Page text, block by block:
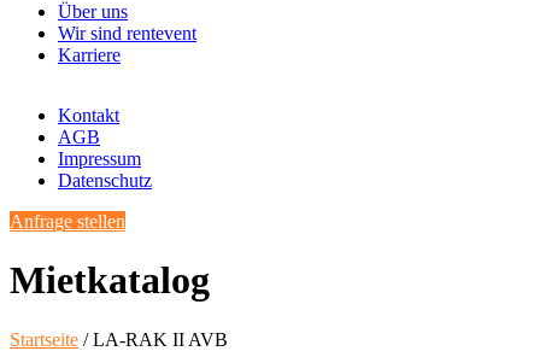
Über uns
Wir sind rentevent
Karriere
Kontakt
AGB
Impressum
Datenschutz
Anfrage stellen
Mietkatalog
Startseite / LA-RAK II AVB